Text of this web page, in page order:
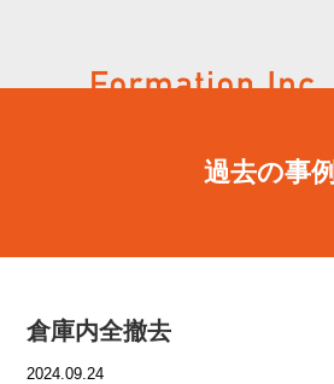
過去の事例
倉庫内全撤去
2024.09.24